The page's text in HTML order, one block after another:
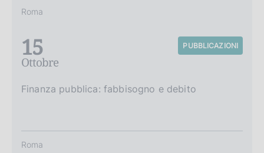
Roma
15
Ottobre
PUBBLICAZIONI
Finanza pubblica: fabbisogno e debito
Roma